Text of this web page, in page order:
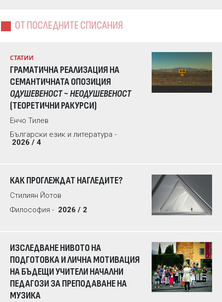
образованието“
ОТ ПОСЛЕДНИТЕ СПИСАНИЯ
СТАТИИ
ГРАМАТИЧНА РЕАЛИЗАЦИЯ НА
СЕМАНТИЧНАТА ОПОЗИЦИЯ
ОДУШЕВЕНОСТ ~ НЕОДУШЕВЕНОСТ
(ТЕОРЕТИЧНИ РАКУРСИ)
Енчо Тилев
Български език и литература -
2026 / 4
КАК ПРОГЛЕЖДАТ НАГЛЕДИТЕ?
Стилиян Йотов
Философия - 2026 / 2
ИЗСЛЕДВАНЕ НИВОТО НА
ПОДГОТОВКА И ЛИЧНА МОТИВАЦИЯ
НА БЪДЕЩИ УЧИТЕЛИ НАЧАЛНИ
ПЕДАГОЗИ ЗА ПРЕПОДАВАНЕ НА
МУЗИКА